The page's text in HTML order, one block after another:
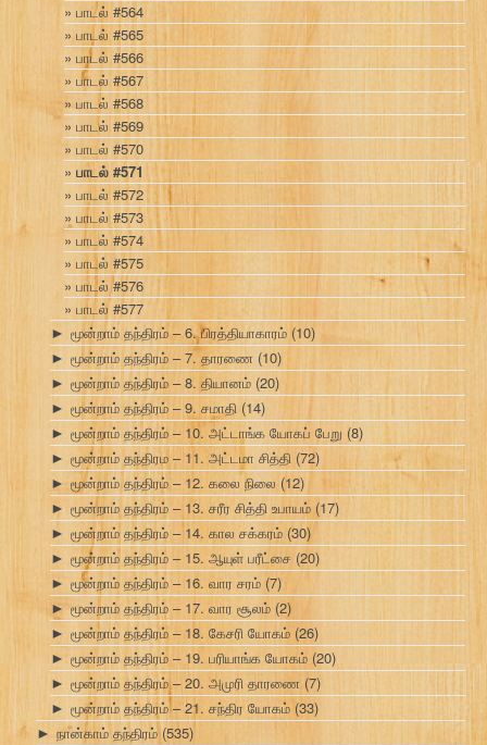
பாடல் #564
பாடல் #565
பாடல் #566
பாடல் #567
பாடல் #568
பாடல் #569
பாடல் #570
பாடல் #571
பாடல் #572
பாடல் #573
பாடல் #574
பாடல் #575
பாடல் #576
பாடல் #577
► மூன்றாம் தந்திரம் – 6. பிரத்தியாகாரம் (10)
► மூன்றாம் தந்திரம் – 7. தாரணை (10)
► மூன்றாம் தந்திரம் – 8. தியானம் (20)
► மூன்றாம் தந்திரம் – 9. சமாதி (14)
► மூன்றாம் தந்திரம் – 10. அட்டாங்க யோகப் பேறு (8)
► மூன்றாம் தந்திரம – 11. அட்டமா சித்தி (72)
► மூன்றாம் தந்திரம் – 12. கலை நிலை (12)
► மூன்றாம் தந்திரம் – 13. சரீர சித்தி உபாயம்(17)
► மூன்றாம் தந்திரம் – 14. கால சக்கரம் (30)
► மூன்றாம் தந்திரம் – 15. ஆயுள் பரீட்சை (20)
► மூன்றாம் தந்திரம் – 16. வார சரம் (7)
► மூன்றாம் தந்திரம் – 17. வார சூலம் (2)
► மூன்றாம் தந்திரம் – 18. கேசரி யோகம் (26)
► மூன்றாம் தந்திரம் – 19. பரியாங்க யோகம் (20)
► மூன்றாம் தந்திரம் – 20. அமுரி தாரணை (7)
► மூன்றாம் தந்திரம் – 21. சந்திர யோகம் (33)
► நான்காம் தந்திரம்(535)